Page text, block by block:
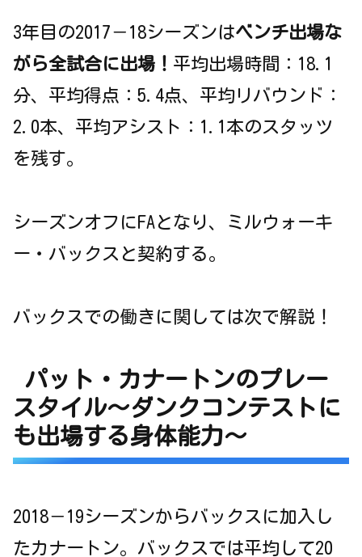
3年目の2017－18シーズンはベンチ出場な
がら全試合に出場！ 平均出場時間：18.1
分、平均得点：5.4点、平均リバウンド：
2.0本、平均アシスト：1.1本のスタッツ
を残す。
シーズンオフにFAとなり、ミルウォーキ
ー・バックスと契約する。
バックスでの働きに関しては次で解説！
パット・カナートンのプレー
スタイル～ダンクコンテストに
も出場する身体能力～
2018－19シーズンからバックスに加入し
たカナートン。バックスでは平均して20